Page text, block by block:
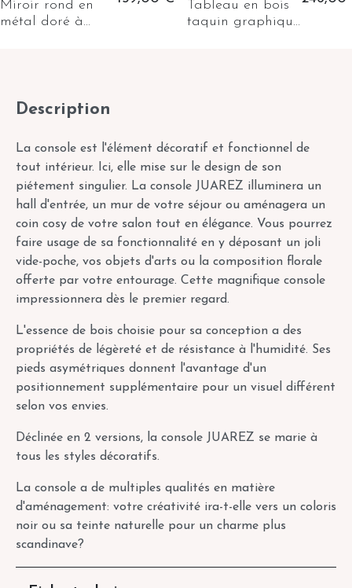
Miroir rond en
métal doré à
Tableau en bois
taquin graphique
Description
La console est l'élément décoratif et fonctionnel de
tout intérieur. Ici, elle mise sur le design de son
piétement singulier. La console JUAREZ illuminera un
hall d'entrée, un mur de votre séjour ou aménagera un
coin cosy de votre salon tout en élégance. Vous pourrez
faire usage de sa fonctionnalité en y déposant un joli
vide-poche, vos objets d'arts ou la composition florale
offerte par votre entourage. Cette magnifique console
impressionnera dès le premier regard.
L'essence de bois choisie pour sa conception a des
propriétés de légèreté et de résistance à l'humidité. Ses
pieds asymétriques donnent l'avantage d'un
positionnement supplémentaire pour un visuel différent
selon vos envies.
Déclinée en 2 versions, la console JUAREZ se marie à
tous les styles décoratifs.
La console a de multiples qualités en matière
d'aménagement: votre créativité ira-t-elle vers un coloris
noir ou sa teinte naturelle pour un charme plus
scandinave?